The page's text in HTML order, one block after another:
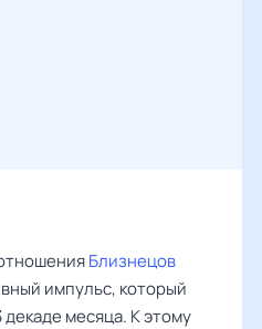
Близнецов
импульс, который
декаде месяца. К этому